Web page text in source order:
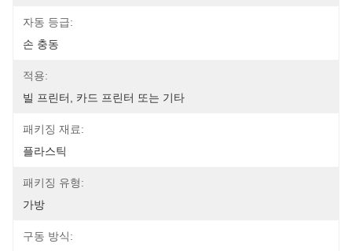
자동 등급:
손 충동
적용:
빌 프린터, 카드 프린터 또는 기타
패키징 재료:
플라스틱
패키징 유형:
가방
구동 방식: